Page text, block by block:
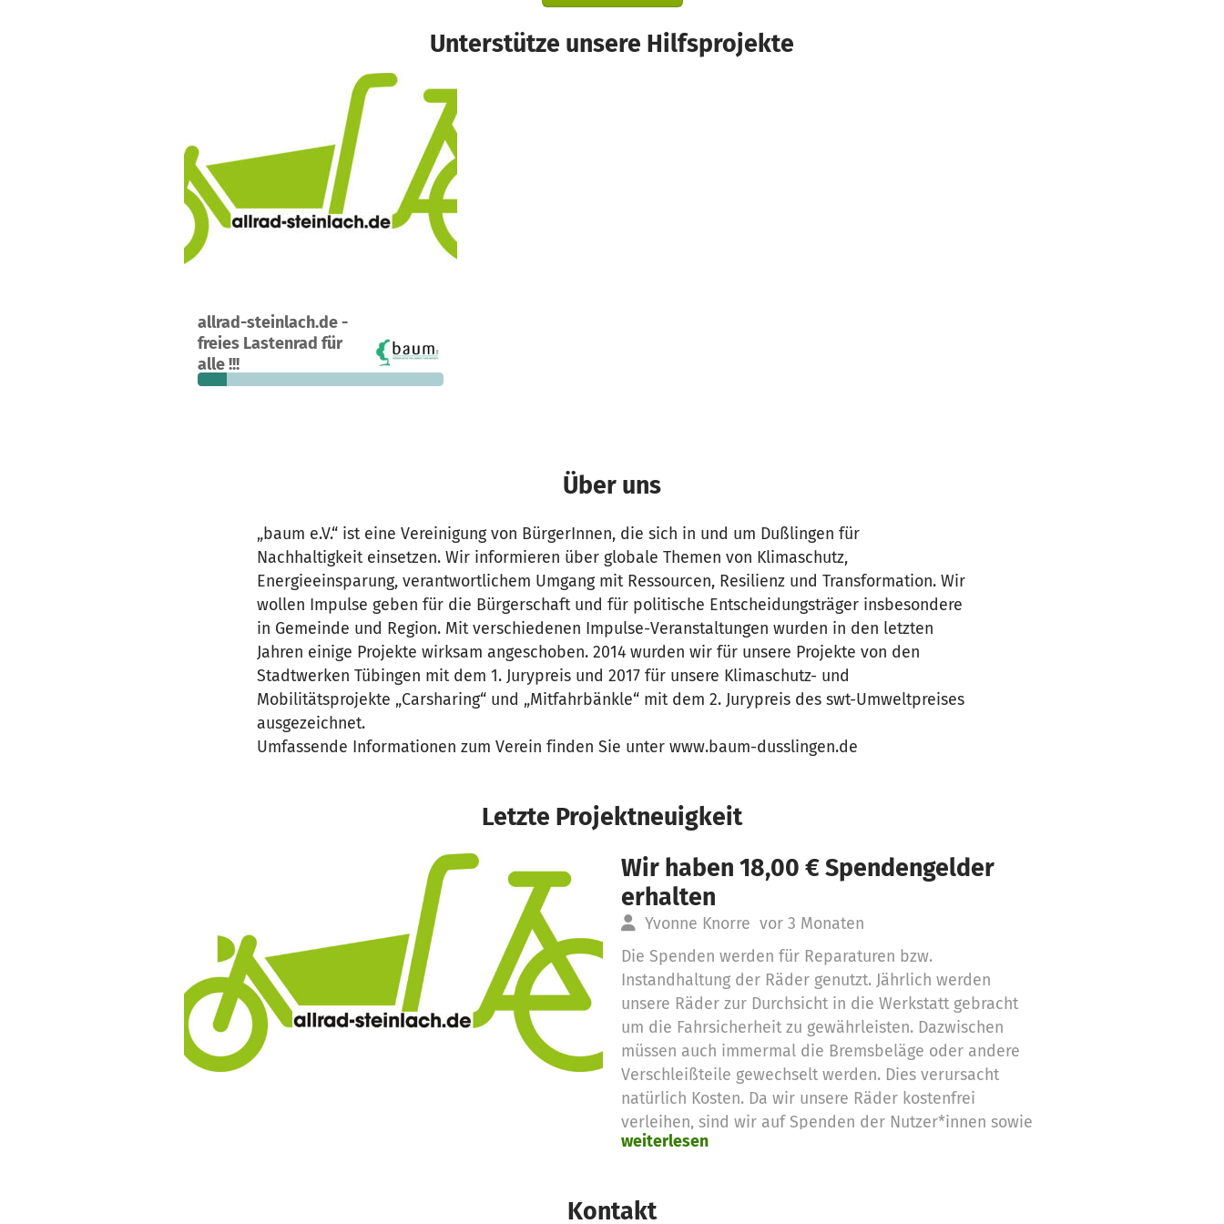
Unterstütze unsere Hilfsprojekte
allrad-steinlach.de -
freies Lastenrad für
alle !!!
Ein Projekt in Dußlingen, Deutschland
3
Spenden
12 % 1.901 €
fehlen noch
Über uns
„baum e.V.“ ist eine Vereinigung von BürgerInnen, die sich in und um Dußlingen für
Nachhaltigkeit einsetzen. Wir informieren über globale Themen von Klimaschutz,
Energieeinsparung, verantwortlichem Umgang mit Ressourcen, Resilienz und Transformation. Wir
wollen Impulse geben für die Bürgerschaft und für politische Entscheidungsträger insbesondere
in Gemeinde und Region. Mit verschiedenen Impulse-Veranstaltungen wurden in den letzten
Jahren einige Projekte wirksam angeschoben. 2014 wurden wir für unsere Projekte von den
Stadtwerken Tübingen mit dem 1. Jurypreis und 2017 für unsere Klimaschutz- und
Mobilitätsprojekte „Carsharing“ und „Mitfahrbänkle“ mit dem 2. Jurypreis des swt-Umweltpreises
ausgezeichnet.
Umfassende Informationen zum Verein finden Sie unter www.baum-dusslingen.de
Letzte Projektneuigkeit
Wir haben 18,00 € Spendengelder
erhalten
Yvonne Knorre vor 3 Monaten
Die Spenden werden für Reparaturen bzw.
Instandhaltung der Räder genutzt. Jährlich werden
unsere Räder zur Durchsicht in die Werkstatt gebracht
um die Fahrsicherheit zu gewährleisten. Dazwischen
müssen auch immermal die Bremsbeläge oder andere
Verschleißteile gewechselt werden. Dies verursacht
natürlich Kosten. Da wir unsere Räder kostenfrei
verleihen, sind wir auf Spenden der Nutzer*innen sowie
anderen unterstützenden angewiesen.
weiterlesen
Kontakt